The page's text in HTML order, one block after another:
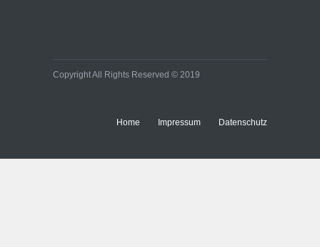
Copyright All Rights Reserved © 2019
Home Impressum Datenschutz